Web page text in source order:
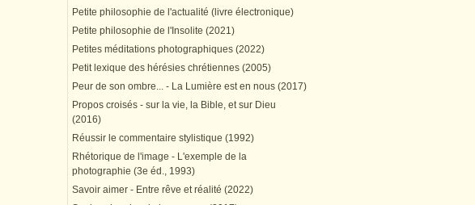
Petite philosophie de l'actualité (livre électronique)
Petite philosophie de l'Insolite (2021)
Petites méditations photographiques (2022)
Petit lexique des hérésies chrétiennes (2005)
Peur de son ombre... - La Lumière est en nous (2017)
Propos croisés - sur la vie, la Bible, et sur Dieu
(2016)
Réussir le commentaire stylistique (1992)
Rhétorique de l'image - L'exemple de la
photographie (3e éd., 1993)
Savoir aimer - Entre rêve et réalité (2022)